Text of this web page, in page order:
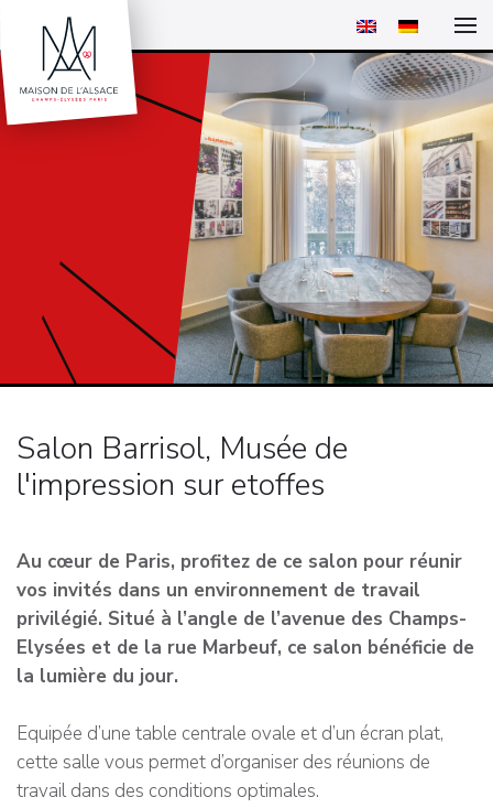
Salon Barrisol, Musée de
l'impression sur etoffes
Au cœur de Paris, profitez de ce salon pour réunir
vos invités dans un environnement de travail
privilégié. Situé à l’angle de l’avenue des Champs-
Elysées et de la rue Marbeuf, ce salon bénéficie de
la lumière du jour.
Equipée d’une table centrale ovale et d’un écran plat,
cette salle vous permet d’organiser des réunions de
travail dans des conditions optimales.